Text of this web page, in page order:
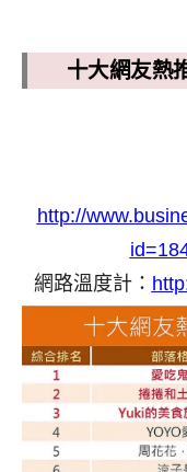
十大網友熱
http://
網路溫度計：